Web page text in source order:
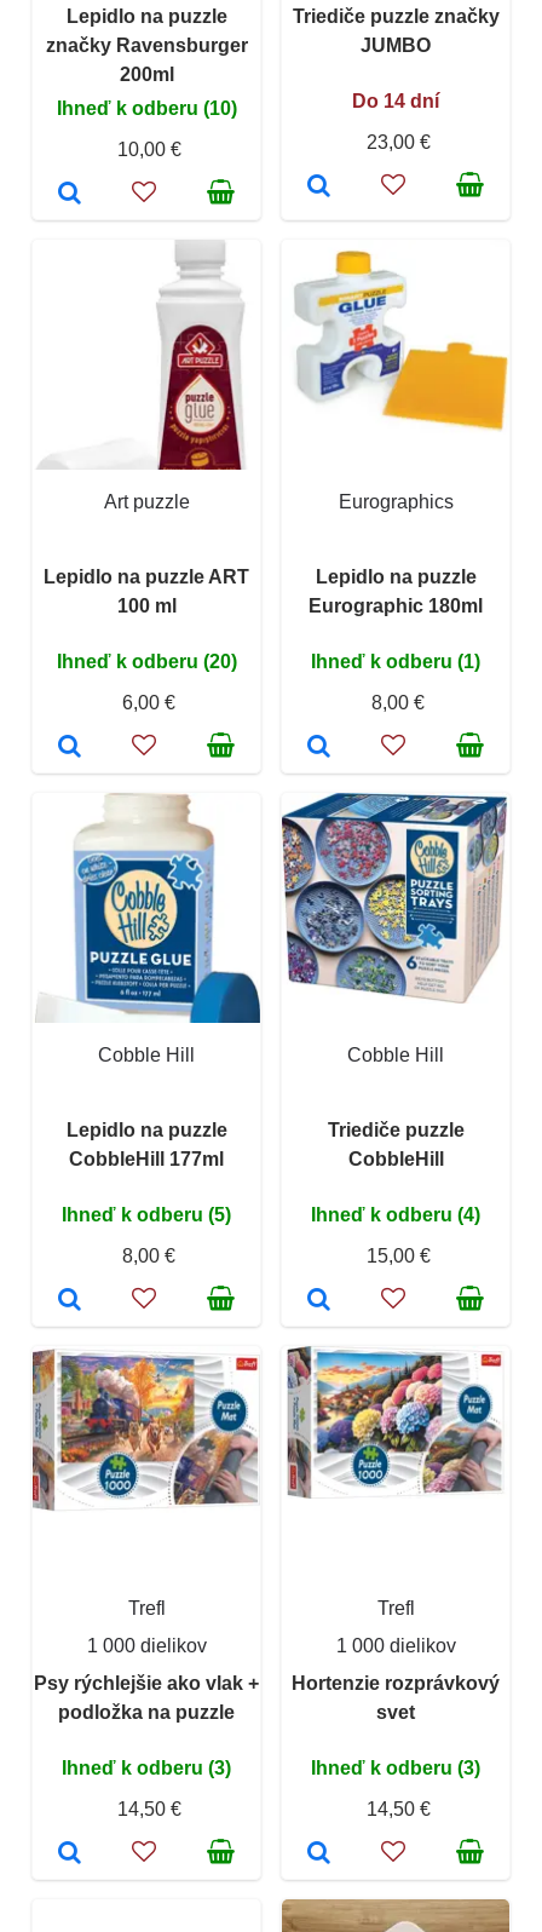
Lepidlo na puzzle
značky Ravensburger
200ml
Ihneď k odberu (10)
10,00 €
Triediče puzzle značky
JUMBO
Do 14 dní
23,00 €
Art puzzle
Lepidlo na puzzle ART
100 ml
Ihneď k odberu (20)
6,00 €
Eurographics
Lepidlo na puzzle
Eurographic 180ml
Ihneď k odberu (1)
8,00 €
Cobble Hill
Lepidlo na puzzle
CobbleHill 177ml
Ihneď k odberu (5)
8,00 €
Cobble Hill
Triediče puzzle
CobbleHill
Ihneď k odberu (4)
15,00 €
Trefl
1 000 dielikov
Psy rýchlejšie ako vlak +
podložka na puzzle
Ihneď k odberu (3)
14,50 €
Trefl
1 000 dielikov
Hortenzie rozprávkový
svet
Ihneď k odberu (3)
14,50 €